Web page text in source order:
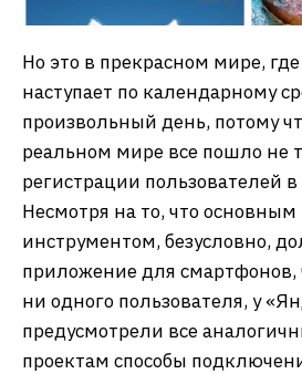
Но это в прекрасном мире,
наступает по календарному
произвольный день, потому
реальном мире все пошло не
регистрации пользователей
Несмотря на то, что
инструментом, безусловно,
приложение для смартфонов,
ни одного пользователя, у
предусмотрели все
проектам способы